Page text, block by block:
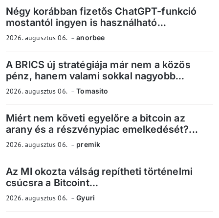
Négy korábban fizetős ChatGPT-funkció
mostantól ingyen is használható...
2026. augusztus 06. anorbee
A BRICS új stratégiája már nem a közös
pénz, hanem valami sokkal nagyobb...
2026. augusztus 06. Tomasito
Miért nem követi egyelőre a bitcoin az
arany és a részvénypiac emelkedését?...
2026. augusztus 06. premik
Az MI okozta válság repítheti történelmi
csúcsra a Bitcoint...
2026. augusztus 06. Gyuri